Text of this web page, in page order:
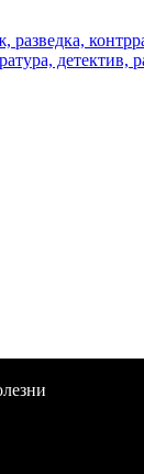
разведка,
детектив,